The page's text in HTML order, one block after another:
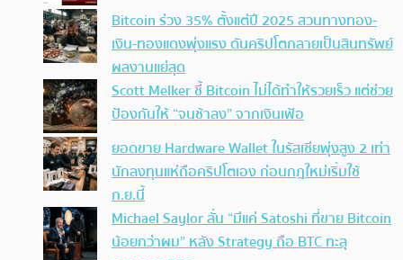
Bitcoin ร่วง 35% ตั้งแต่ปี 2025 สวนทางทอง-
เงิน-ทองแดงพุ่งแรง ดันคริปโตกลายเป็นสินทรัพย์
ผลงานแย่สุด
Scott Melker ชี้ Bitcoin ไม่ได้ทำให้รวยเร็ว แต่ช่วย
ป้องกันให้ “จนช้าลง” จากเงินเฟ้อ
ยอดขาย Hardware Wallet ในรัสเซียพุ่งสูง 2 เท่า
นักลงทุนแห่ถือคริปโตเอง ก่อนกฎใหม่เริ่มใช้
ก.ย.นี้
Michael Saylor ลั่น “มีแค่ Satoshi ที่ขาย Bitcoin
น้อยกว่าผม” หลัง Strategy ถือ BTC ทะลุ